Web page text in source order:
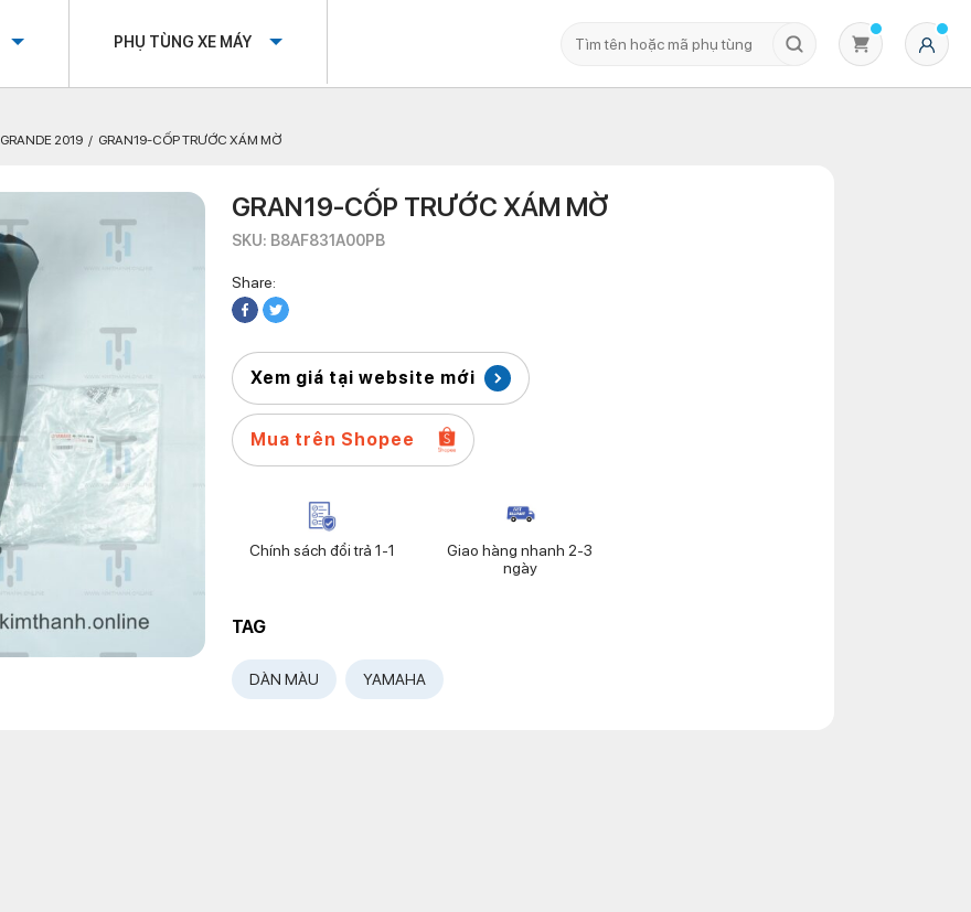
PHỤ TÙNG XE MÁY
GRANDE 2019 GRAN19-CỐP TRƯỚC XÁM MỜ
GRAN19-CỐP TRƯỚC XÁM MỜ
SKU: B8AF831A00PB
Share:
Xem giá tại website mới
Mua trên Shopee
Chính sách đổi trả 1-1
Giao hàng nhanh 2-3
ngày
TAG
DÀN MÀU YAMAHA